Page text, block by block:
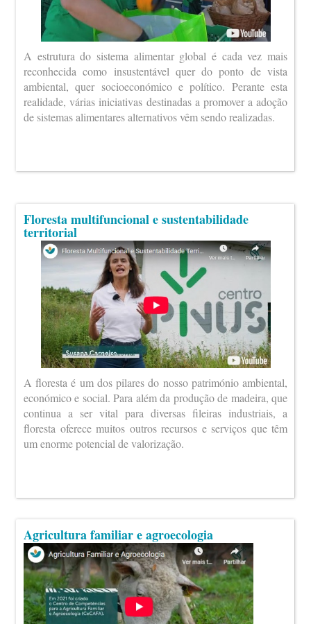
A estrutura do sistema alimentar global é cada vez mais
reconhecida como insustentável quer do ponto de vista
ambiental, quer socioeconómico e político. Perante esta
realidade, várias iniciativas destinadas a promover a adoção
de sistemas alimentares alternativos vêm sendo realizadas.
Floresta multifuncional e sustentabilidade
territorial
A floresta é um dos pilares do nosso património ambiental,
económico e social. Para além da produção de madeira, que
continua a ser vital para diversas fileiras industriais, a
floresta oferece muitos outros recursos e serviços que têm
um enorme potencial de valorização.
Agricultura familiar e agroecologia